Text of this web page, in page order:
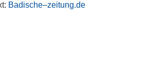
Badische–zeitung.de